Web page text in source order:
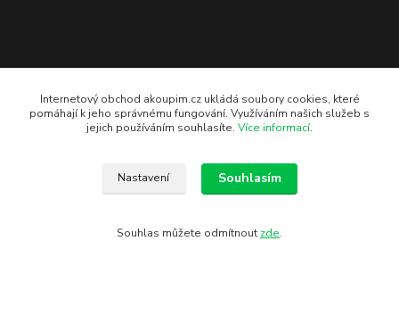
+420 776 77 44 11
Internetový obchod akoupim.cz ukládá soubory cookies, které
pomáhají k jeho správnému fungování. Využíváním našich služeb s
jejich používáním souhlasíte. Více informací.
Nastavení Souhlasím
Souhlas můžete odmítnout zde.